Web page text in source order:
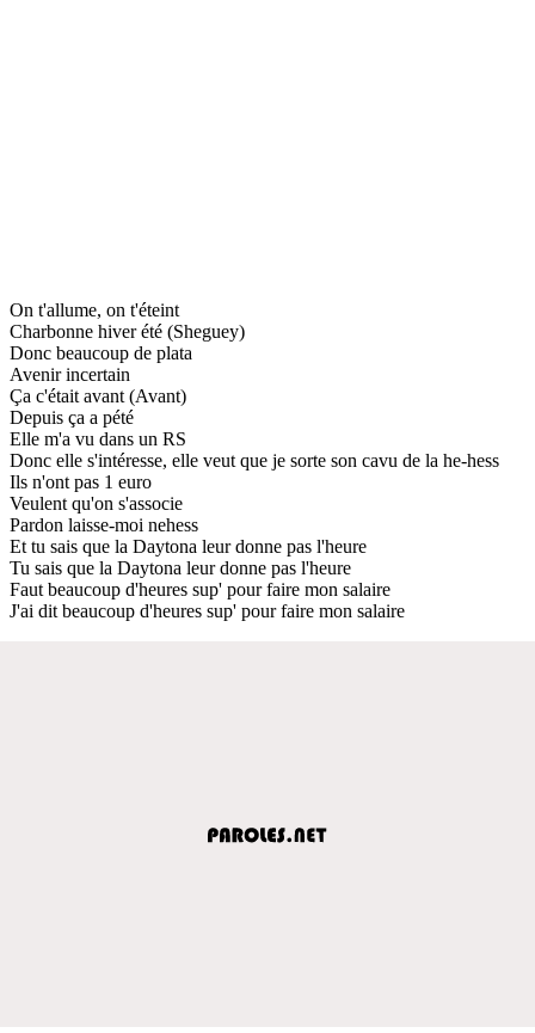
On t'allume, on t'éteint
Charbonne hiver été (Sheguey)
Donc beaucoup de plata
Avenir incertain
Ça c'était avant (Avant)
Depuis ça a pété
Elle m'a vu dans un RS
Donc elle s'intéresse, elle veut que je sorte son cavu de la he-hess
Ils n'ont pas 1 euro
Veulent qu'on s'associe
Pardon laisse-moi nehess
Et tu sais que la Daytona leur donne pas l'heure
Tu sais que la Daytona leur donne pas l'heure
Faut beaucoup d'heures sup' pour faire mon salaire
J'ai dit beaucoup d'heures sup' pour faire mon salaire